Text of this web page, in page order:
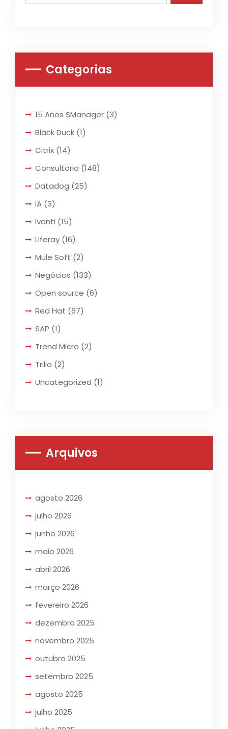
Categorias
15 Anos SManager (3)
Black Duck (1)
Citrix (14)
Consultoria (148)
Datadog (25)
IA (3)
Ivanti (15)
Liferay (16)
Mule Soft (2)
Negócios (133)
Open source (6)
Red Hat (67)
SAP (1)
Trend Micro (2)
Trilio (2)
Uncategorized (1)
Arquivos
agosto 2026
julho 2026
junho 2026
maio 2026
abril 2026
março 2026
fevereiro 2026
dezembro 2025
novembro 2025
outubro 2025
setembro 2025
agosto 2025
julho 2025